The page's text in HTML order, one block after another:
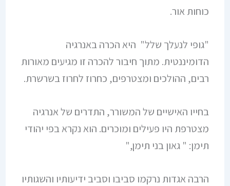
כוחות אור.
"גופי לנעלך שלל" היא הכרה באנרגיה
הדומיננטית. מתוך חיבור להכרה זו מגיעים מאורות
רבים, ההולכים ומצטרפים, כחרוז לחרוז בשרשרת.
בחייו האישיים של המשורר, התדרים של אנרגיה
מצטרפת היו פעילים ומוכרים. הוא נקרא בפי יהודי
תימן: " גאון בני תימן,"
הרבה אגדות נרקמו סביבו וסביב ידיעותיו והשגותיו